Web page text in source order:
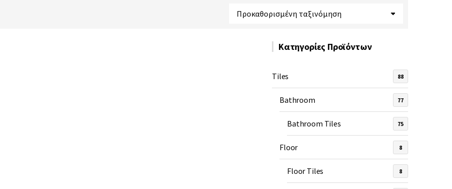
Κατηγορίες Προϊόντων
Tiles 88
Bathroom 77
Bathroom Tiles 75
Floor 8
Floor Tiles 8